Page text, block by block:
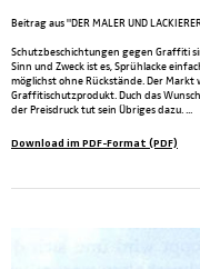
Beitrag aus "DER MALER UND
Schutzbeschichtungen gegen Graffiti
Sinn und Zweck ist es, Sprühlacke
möglichst ohne Rückstände. Der Markt
Graffitischutzprodukt. Duch das
der Preisdruck tut sein Übriges dazu. ...
Download im PDF-Format (PDF)